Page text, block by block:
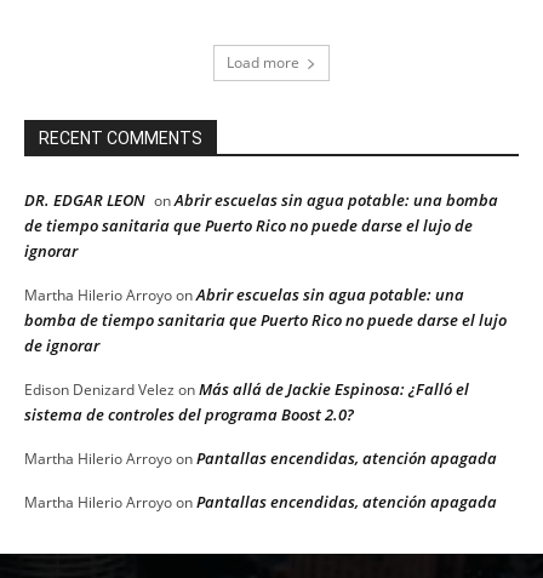
Load more
RECENT COMMENTS
DR. EDGAR LEON onAbrir escuelas sin agua potable: una bomba
de tiempo sanitaria que Puerto Rico no puede darse el lujo de
ignorar
Martha Hilerio ArroyoonAbrir escuelas sin agua potable: una
bomba de tiempo sanitaria que Puerto Rico no puede darse el lujo
de ignorar
Edison Denizard Velez onMás allá de Jackie Espinosa: ¿Falló el
sistema de controles del programa Boost 2.0?
Martha Hilerio ArroyoonPantallas encendidas, atención apagada
Martha Hilerio ArroyoonPantallas encendidas, atención apagada